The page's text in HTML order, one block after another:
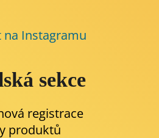
na Instagramu
sekce
registrace
produktů